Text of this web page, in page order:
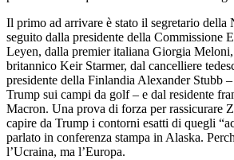
Il primo ad arrivare è stato il segretario della
seguito dalla presidente della Commissione
Leyen, dalla premier italiana Giorgia
britannico Keir Starmer, dal cancelliere
presidente della Finlandia Alexander Stubb
Trump sui campi da golf – e dal residente
Macron. Una prova di forza per rassicurare
capire da Trump i contorni esatti di quegli
parlato in conferenza stampa in Alaska.
l’Ucraina, ma l’Europa.